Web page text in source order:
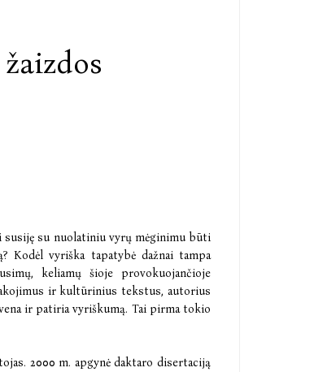
su nuolatiniu vyrų mėginimu būti
Kodėl vyriška tapatybė dažnai tampa
keliamų šioje provokuojančioje
ir kultūrinius tekstus, autorius
ir patiria vyriškumą. Tai pirma tokio
2000 m. apgynė daktaro disertaciją